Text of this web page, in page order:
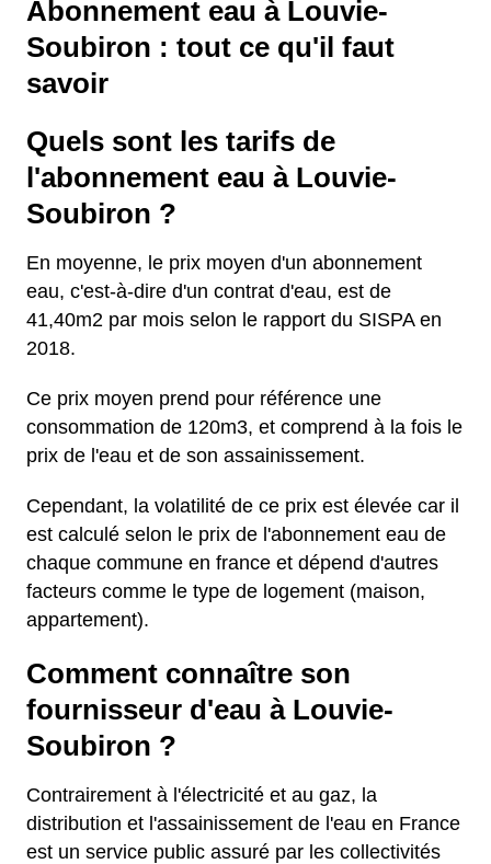
Abonnement eau à Louvie-
Soubiron : tout ce qu'il faut
savoir
Quels sont les tarifs de
l'abonnement eau à Louvie-
Soubiron ?
En moyenne, le prix moyen d'un abonnement
eau, c'est-à-dire d'un contrat d'eau, est de
41,40m2 par mois selon le rapport du SISPA en
2018.
Ce prix moyen prend pour référence une
consommation de 120m3, et comprend à la fois le
prix de l'eau et de son assainissement.
Cependant, la volatilité de ce prix est élevée car il
est calculé selon le prix de l'abonnement eau de
chaque commune en france et dépend d'autres
facteurs comme le type de logement (maison,
appartement).
Comment connaître son
fournisseur d'eau à Louvie-
Soubiron ?
Contrairement à l'électricité et au gaz, la
distribution et l'assainissement de l'eau en France
est un service public assuré par les collectivités